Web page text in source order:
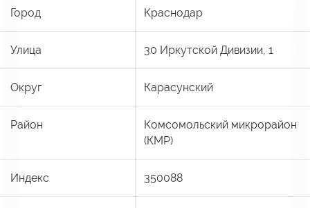
Город Краснодар
Улица 30 Иркутской Дивизии, 1
Округ Карасунский
Район
Комсомольский микрорайон
(КМР)
Индекс 350088